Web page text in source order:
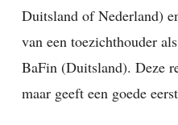
Duitsland of Nederland)
van een toezichthouder
BaFin (Duitsland). Deze
maar geeft een goede